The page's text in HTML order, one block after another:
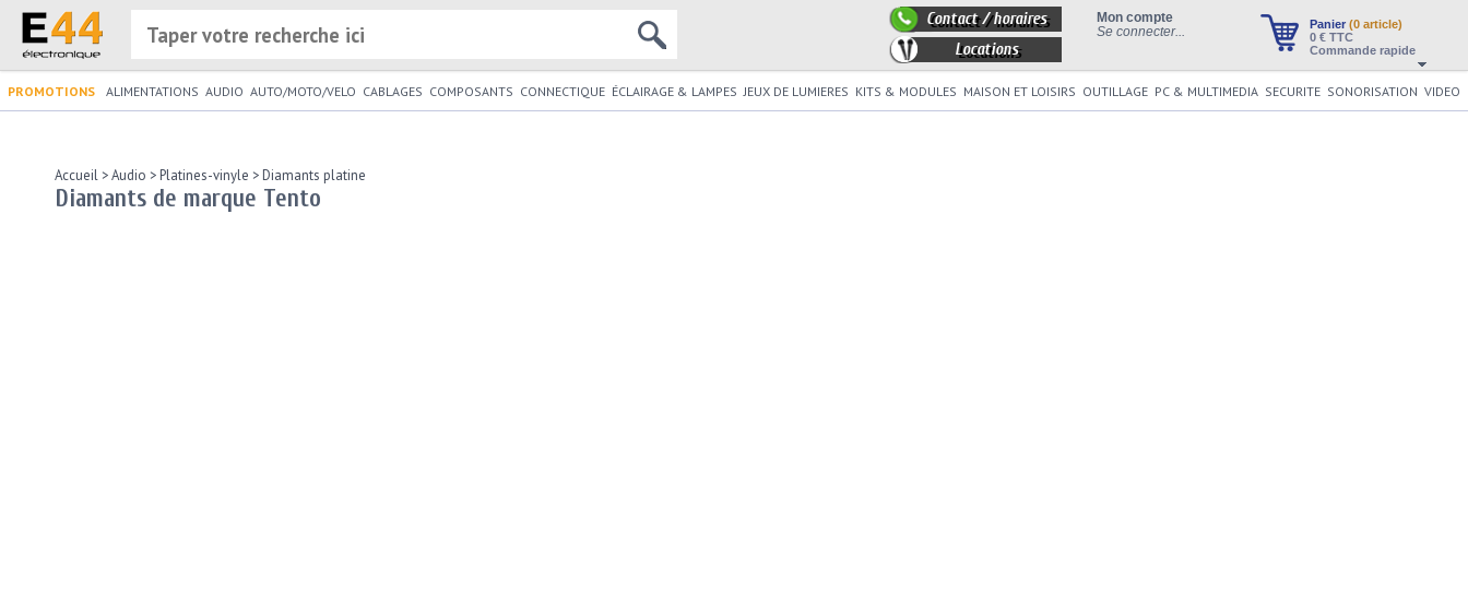
Panier (0 article)
0 € TTC
Commande rapide
Mon compte
Se connecter...
Contact / horaires
Locations
PROMOTIONS ALIMENTATIONS AUDIO AUTO/MOTO/VELO CABLAGES COMPOSANTS CONNECTIQUE ÉCLAIRAGE & LAMPES JEUX DE LUMIERES KITS & MODULES MAISON ET LOISIRS OUTILLAGE PC & MULTIMEDIA SECURITE SONORISATION VIDEO
Accueil >Audio >Platines-vinyle >Diamants platine
Diamants de marque Tento